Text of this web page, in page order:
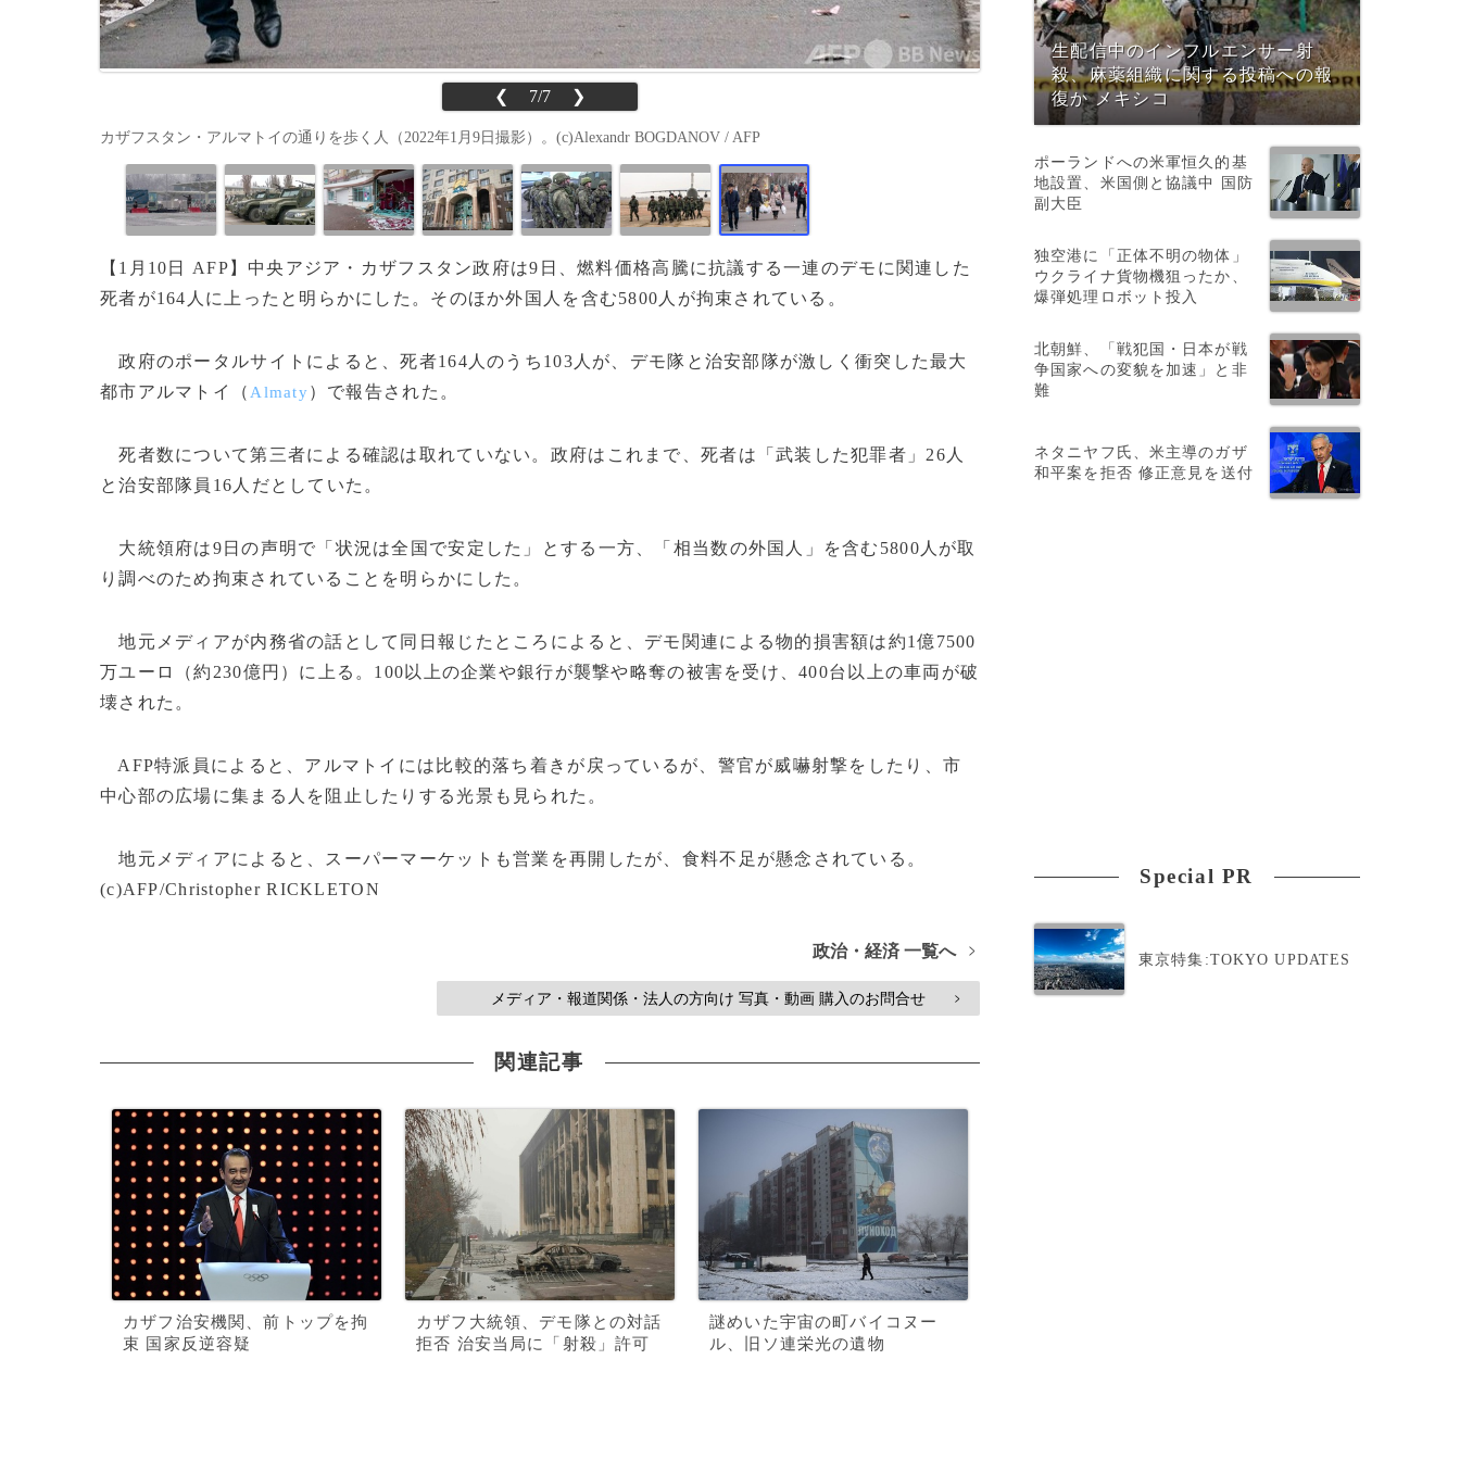
❮ 7/7 ❯
カザフスタン・アルマトイの通りを歩く人（2022年1月9日撮影）。(c)Alexandr BOGDANOV / AFP
【1月10日 AFP】中央アジア・カザフスタン政府は9日、燃料価格高騰に抗議する一連のデモに関連した
死者が164人に上ったと明らかにした。そのほか外国人を含む5800人が拘束されている。
政府のポータルサイトによると、死者164人のうち103人が、デモ隊と治安部隊が激しく衝突した最大
都市アルマトイ（ Almaty）で報告された。
死者数について第三者による確認は取れていない。政府はこれまで、死者は「武装した犯罪者」26人
と治安部隊員16人だとしていた。
大統領府は9日の声明で「状況は全国で安定した」とする一方、「相当数の外国人」を含む5800人が取
り調べのため拘束されていることを明らかにした。
地元メディアが内務省の話として同日報じたところによると、デモ関連による物的損害額は約1億7500
万ユーロ（約230億円）に上る。100以上の企業や銀行が襲撃や略奪の被害を受け、400台以上の車両が破
壊された。
AFP特派員によると、アルマトイには比較的落ち着きが戻っているが、警官が威嚇射撃をしたり、市
中心部の広場に集まる人を阻止したりする光景も見られた。
地元メディアによると、スーパーマーケットも営業を再開したが、食料不足が懸念されている。
(c)AFP/Christopher RICKLETON
政治・経済 一覧へ >
メディア・報道関係・法人の方向け 写真・動画 購入のお問合せ >
関連記事
カザフ治安機関、前トップを拘
束 国家反逆容疑
カザフ大統領、デモ隊との対話
拒否 治安当局に「射殺」許可
謎めいた宇宙の町バイコヌー
ル、旧ソ連栄光の遺物
生配信中のインフルエンサー射
殺、麻薬組織に関する投稿への報
復か メキシコ
ポーランドへの米軍恒久的基
地設置、米国側と協議中 国防
副大臣
独空港に「正体不明の物体」
ウクライナ貨物機狙ったか、
爆弾処理ロボット投入
北朝鮮、「戦犯国・日本が戦
争国家への変貌を加速」と非
難
ネタニヤフ氏、米主導のガザ
和平案を拒否 修正意見を送付
Special PR
東京特集:TOKYO UPDATES